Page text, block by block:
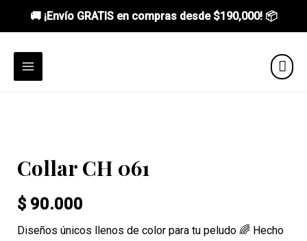
🚚 ¡Envío GRATIS en compras desde $190,000! 📦
MAIN
Collar CH 061
$90.000
Diseños únicos llenos de color para tu peludo 🌈 Hecho